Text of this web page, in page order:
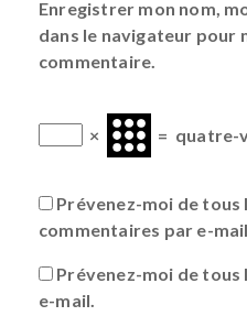
Enregistrer mon nom,
dans le navigateur pour
commentaire.
× = quatre-
Prévenez-moi de tous
commentaires par e-mail.
Prévenez-moi de
e-mail.